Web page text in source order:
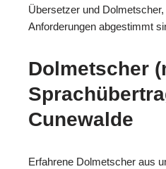
Übersetzer und
Anforderungen abgestimmt
Dolmetscher
Cunewalde
Erfahrene Dolmetscher aus